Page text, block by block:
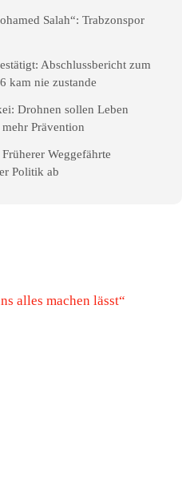
Salah“: Trabzonspor
Abschlussbericht zum
kam nie zustande
Drohnen sollen Leben
Prävention
Weggefährte
Politik ab